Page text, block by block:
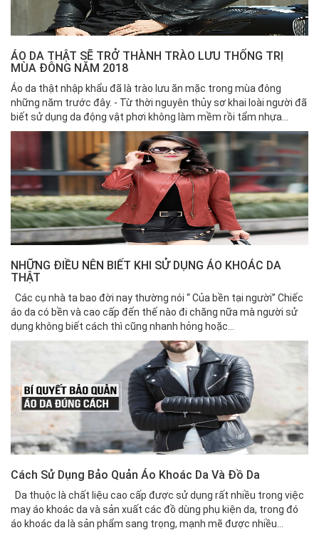
ÁO DA THẬT SẼ TRỞ THÀNH TRÀO LƯU THỐNG TRỊ
MÙA ĐÔNG NĂM 2018
Áo da thật nhập khẩu đã là trào lưu ăn mặc trong mùa đông
những năm trước đây. - Từ thời nguyên thủy sơ khai loài người đã
biết sử dụng da động vật phơi không làm mềm rồi tẩm nhựa...
NHỮNG ĐIỀU NÊN BIẾT KHI SỬ DỤNG ÁO KHOÁC DA
THẬT
Các cụ nhà ta bao đời nay thường nói “ Của bền tại người” Chiếc
áo da có bền và cao cấp đến thế nào đi chăng nữa mà người sử
dụng không biết cách thì cũng nhanh hỏng hoặc...
Cách Sử Dụng Bảo Quản Áo Khoác Da Và Đồ Da
Da thuộc là chất liệu cao cấp được sử dụng rất nhiều trong việc
may áo khoác da và sản xuất các đồ dùng phụ kiện da, trong đó
áo khoác da là sản phẩm sang trọng, mạnh mẽ được nhiều...